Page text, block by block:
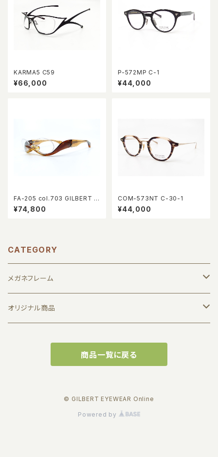
KARMA5 C59
¥66,000
P-572MP C-1
¥44,000
FA-205 col.703 GILBERT E
YEWEAR 10th Anniversary l
imited
¥74,800
COM-573NT C-30-1
¥44,000
CATEGORY
メガネフレーム
1011 by JUN KOGA
Albert I'mstein
BJ CLASSIC COLLECTION
オリジナル商品
実店舗で使えるお得な商品券
商品一覧に戻る
© GILBERT EYEWEAR Online
Powered by